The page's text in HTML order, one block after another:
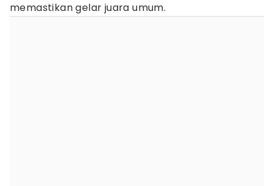
memastikan gelar juara umum.